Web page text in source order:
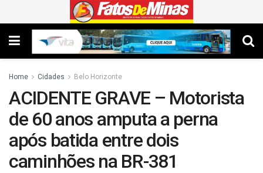
Home Cidades Belo Horizonte
ACIDENTE GRAVE – Motorista
de 60 anos amputa a perna
após batida entre dois
caminhões na BR-381